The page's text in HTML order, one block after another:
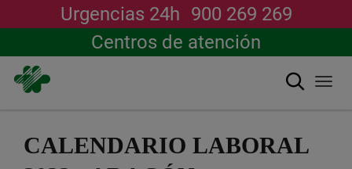
contenido
Urgencias 24h 900 269 269
Centros de atención
Buscar
CALENDARIO LABORAL